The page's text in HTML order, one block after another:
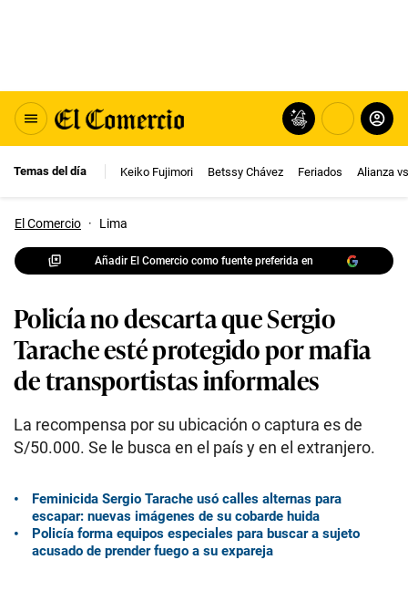
Temas del día Keiko Fujimori Betssy Chávez Feriados Alianza
El Comercio · Lima
Añadir El Comercio como fuente preferida en
Policía no descarta que Sergio
Tarache esté protegido por mafia
de transportistas informales
La recompensa por su ubicación o captura es de
S/50.000. Se le busca en el país y en el extranjero.
Feminicida Sergio Tarache usó calles alternas para
escapar: nuevas imágenes de su cobarde huida
Policía forma equipos especiales para buscar a sujeto
acusado de prender fuego a su expareja